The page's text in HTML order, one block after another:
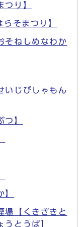
つり】
そまつり】
そねしめなわか
いじびしゃもん
つ】
】
場【くきざきと
うとうば】